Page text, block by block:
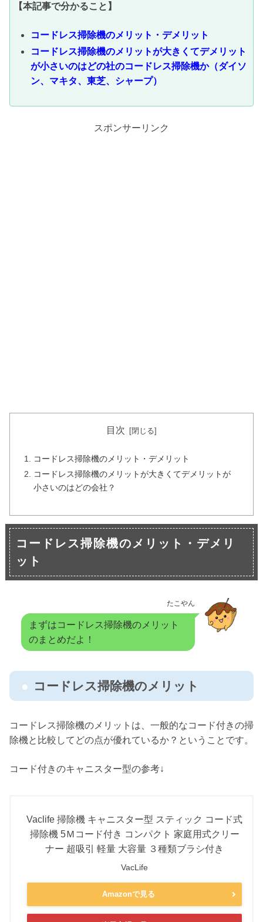
【本記事で分かること】
コードレス掃除機のメリット・デメリット
コードレス掃除機のメリットが大きくてデメリット
が小さいのはどの社のコードレス掃除機か（ダイソ
ン、マキタ、東芝、シャープ）
スポンサーリンク
目次
コードレス掃除機のメリット・デメリット
コードレス掃除機のメリットが大きくてデメリットが
小さいのはどの会社？
コードレス掃除機のメリット・デメリ
ット
たこやん
まずはコードレス掃除機のメリット
のまとめだよ！
コードレス掃除機のメリット
コードレス掃除機のメリットは、一般的なコード付きの掃
除機と比較してどの点が優れているか？ということです。
コード付きのキャニスター型の参考↓
Vaclife 掃除機 キャニスター型 スティック コード式
掃除機 5Ｍコード付き コンパクト 家庭用式クリー
ナー 超吸引 軽量 大容量 ３種類ブラシ付き
VacLife
Amazonで見る